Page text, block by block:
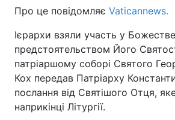
Про це повідомляє Vaticannews.
Ієрархи взяли участь у
предстоятельством Його
патріаршому соборі Святого
Кох передав Патріарху
послання від Святішого Отця,
наприкінці Літургії.